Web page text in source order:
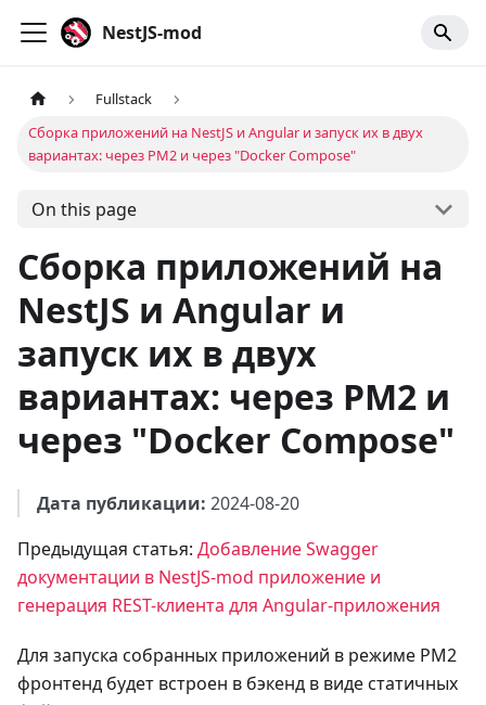
NestJS-mod
Fullstack
Сборка приложений на NestJS и Angular и запуск их в двух
вариантах: через PM2 и через "Docker Compose"
On this page
Сборка приложений на
NestJS и Angular и
запуск их в двух
вариантах: через PM2 и
через "Docker Compose"
Дата публикации: 2024-08-20
Предыдущая статья: Добавление Swagger
документации в NestJS-mod приложение и
генерация REST-клиента для Angular-приложения
Для запуска собранных приложений в режиме PM2
фронтенд будет встроен в бэкенд в виде статичных